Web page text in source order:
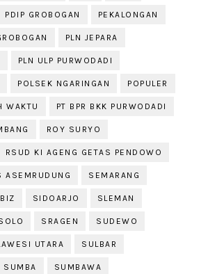
PDIP GROBOGAN PEKALONGAN
PLN JEPARA
PLN ULP PURWODADI
POLSEK NGARINGAN POPULER
WAKTU PT BPR BKK PURWODADI
ROY SURYO
RSUD KI AGENG GETAS PENDOWO
ASEMRUDUNG SEMARANG
SIDOARJO SLEMAN
SRAGEN SUDEWO
UTARA SULBAR
SUMBA SUMBAWA